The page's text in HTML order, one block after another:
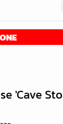
FINAL
'Cave